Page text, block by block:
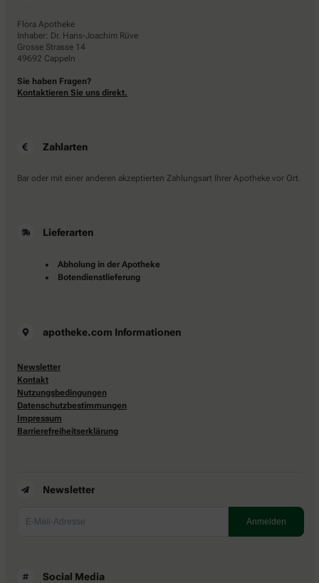
Flora Apotheke
Inhaber: Dr. Hans-Joachim Rüve
Grosse Strasse 14
49692 Cappeln
Sie haben Fragen?
Kontaktieren Sie uns direkt.
Zahlarten
Bar oder mit einer anderen akzeptierten Zahlungsart Ihrer Apotheke vor Ort.
Lieferarten
Abholung in der Apotheke
Botendienstlieferung
apotheke.com Informationen
Newsletter
Kontakt
Nutzungsbedingungen
Datenschutzbestimmungen
Impressum
Barrierefreiheitserklärung
Newsletter
Social Media